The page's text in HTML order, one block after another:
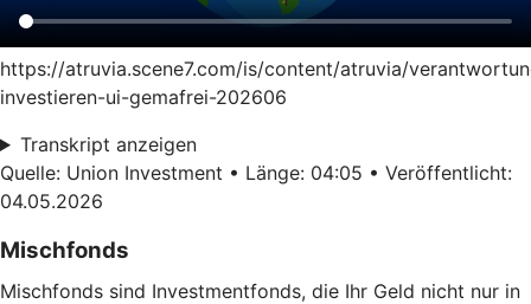
https://atruvia.scene7.com/is/content/atruvia/
investieren-ui-gemafrei-202606
Transkript anzeigen
Quelle: Union Investment • Länge: 04:05 • Veröffentlicht:
04.05.2026
Mischfonds
Mischfonds sind Investmentfonds, die Ihr Geld nicht nur in